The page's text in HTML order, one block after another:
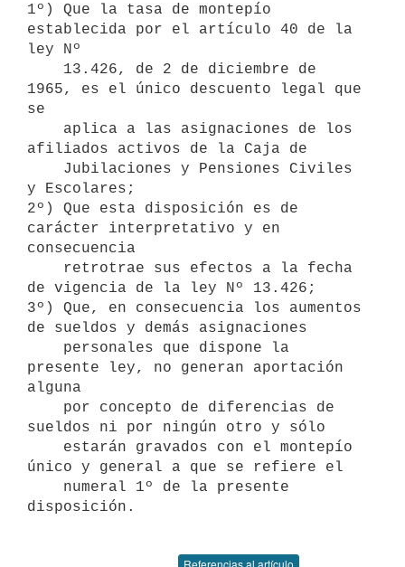
1º) Que la tasa de montepío
establecida por el artículo 40 de la
ley Nº
1965, es el único descuento legal que
se
afiliados activos de la Caja de
y Escolares;
2º) Que esta disposición es de
carácter interpretativo y en
consecuencia
de vigencia de la ley Nº 13.426;
3º) Que, en consecuencia los aumentos
de sueldos y demás asignaciones
presente ley, no generan aportación
alguna
sueldos ni por ningún otro y sólo
único y general a que se refiere el
disposición.
Referencias al artículo